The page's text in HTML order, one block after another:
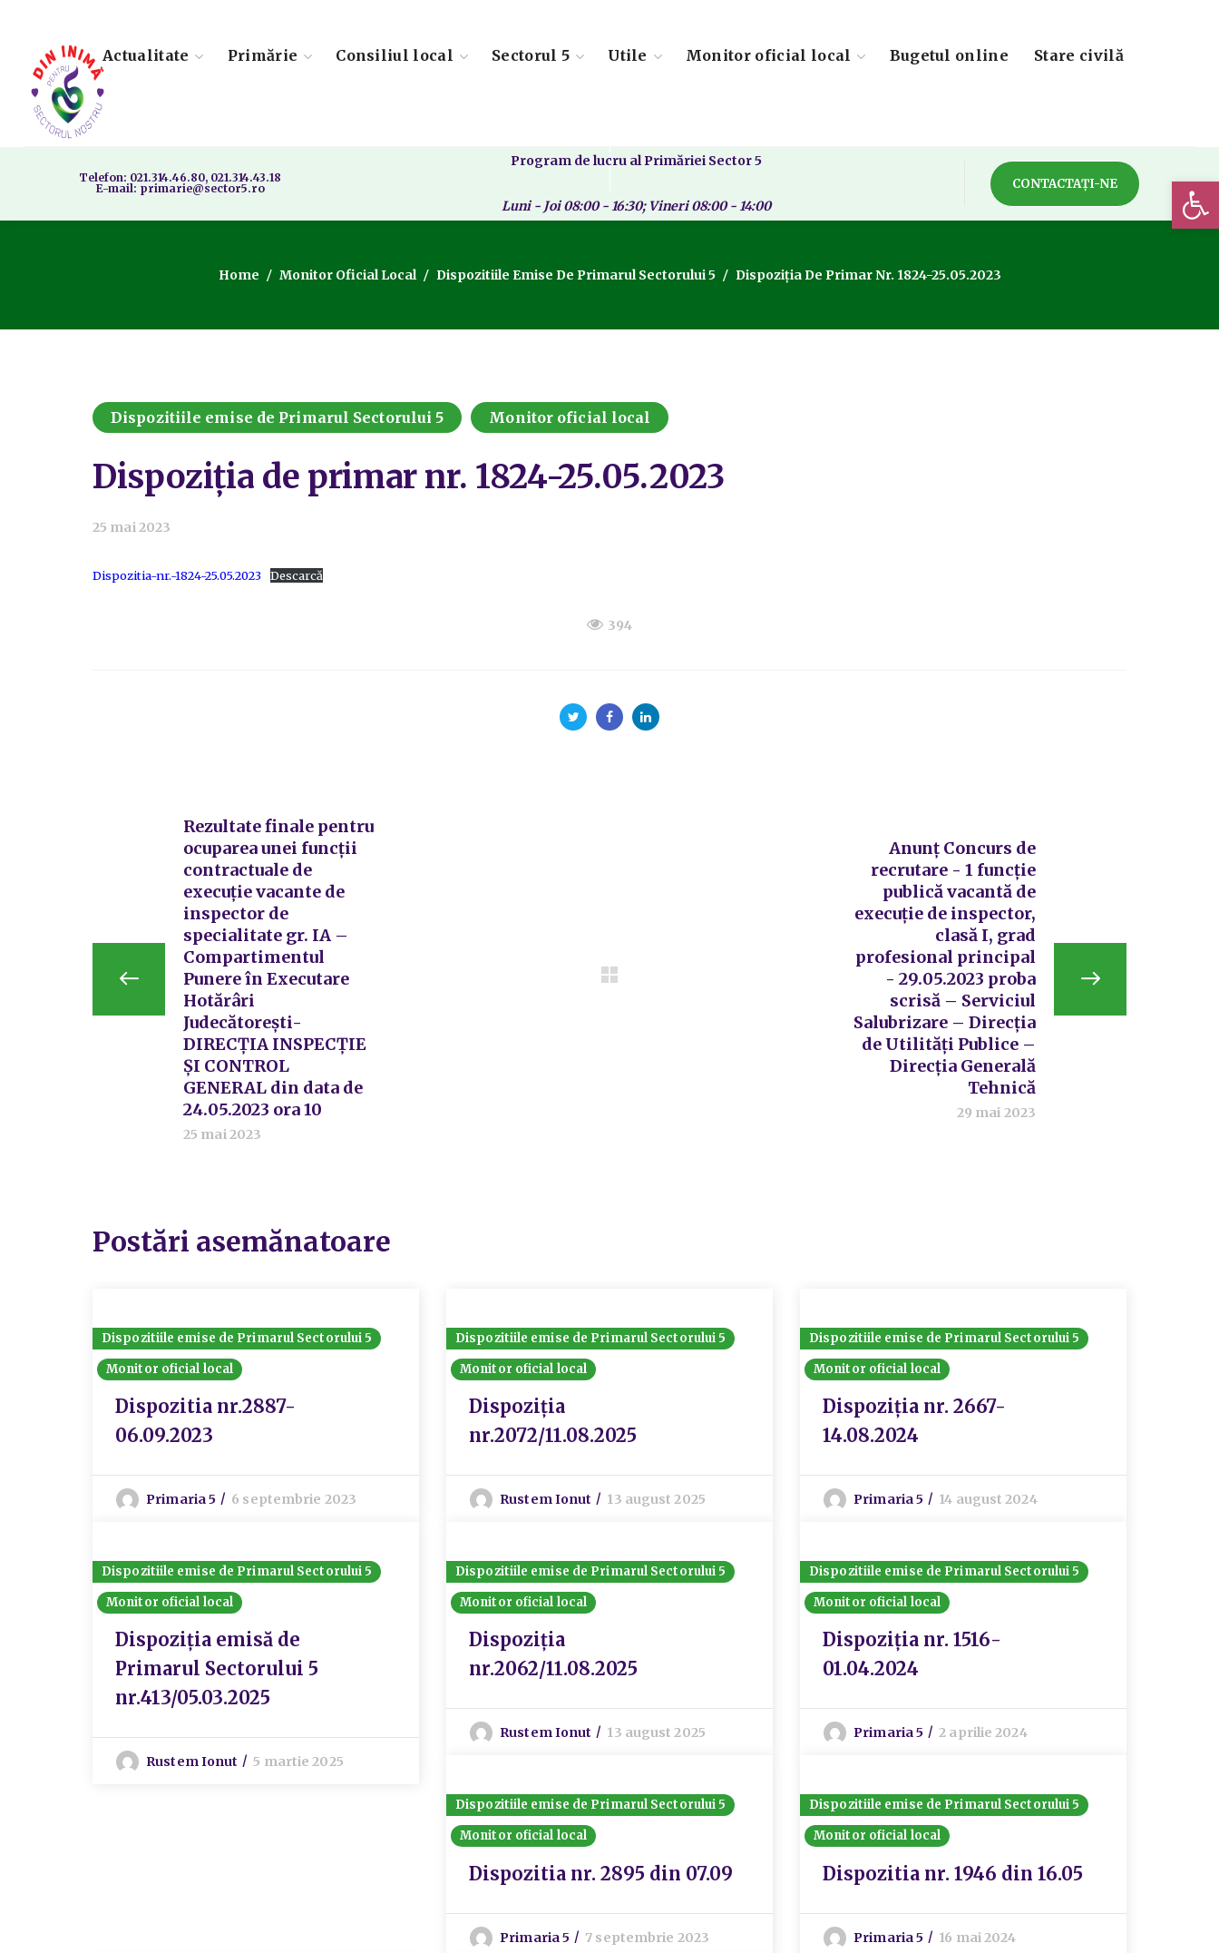
Actualitate Primărie Consiliul local Sectorul 5 Utile Monitor oficial local Bugetul online Stare civilă
Telefon: 021.314.46.80, 021.314.43.18
E-mail: primarie@sector5.ro
Program de lucru al Primăriei Sector 5
Luni - Joi 08:00 - 16:30; Vineri 08:00 - 14:00
CONTACTAȚI-NE
Home Monitor Oficial Local Dispozitiile Emise De Primarul Sectorului 5 Dispoziția De Primar Nr. 1824-25.05.2023
Dispozitiile emise de Primarul Sectorului 5 Monitor oficial local
Dispoziția de primar nr. 1824-25.05.2023
25 mai 2023
Dispozitia-nr.-1824-25.05.2023 Descarcă
394
Rezultate finale pentru
ocuparea unei funcții
contractuale de
execuție vacante de
inspector de
specialitate gr. IA –
Compartimentul
Punere în Executare
Hotărâri
Judecătorești-
DIRECȚIA INSPECȚIE
ȘI CONTROL
GENERAL din data de
24.05.2023 ora 10
25 mai 2023
Anunț Concurs de
recrutare - 1 funcție
publică vacantă de
execuție de inspector,
clasă I, grad
profesional principal
- 29.05.2023 proba
scrisă – Serviciul
Salubrizare – Direcția
de Utilități Publice –
Direcția Generală
Tehnică
29 mai 2023
Postări asemănatoare
Dispozitiile emise de Primarul Sectorului 5
Monitor oficial local
Dispozitia nr.2887-
06.09.2023
Primaria 5 6 septembrie 2023
Dispozitiile emise de Primarul Sectorului 5
Monitor oficial local
Dispoziția
nr.2072/11.08.2025
Rustem Ionut 13 august 2025
Dispozitiile emise de Primarul Sectorului 5
Monitor oficial local
Dispoziția nr. 2667-
14.08.2024
Primaria 5 14 august 2024
Dispozitiile emise de Primarul Sectorului 5
Monitor oficial local
Dispoziția emisă de
Primarul Sectorului 5
nr.413/05.03.2025
Rustem Ionut 5 martie 2025
Dispozitiile emise de Primarul Sectorului 5
Monitor oficial local
Dispoziția
nr.2062/11.08.2025
Rustem Ionut 13 august 2025
Dispozitiile emise de Primarul Sectorului 5
Monitor oficial local
Dispoziția nr. 1516-
01.04.2024
Primaria 5 2 aprilie 2024
Dispozitiile emise de Primarul Sectorului 5
Monitor oficial local
Dispozitia nr. 2895 din 07.09
Primaria 5 7 septembrie 2023
Dispozitiile emise de Primarul Sectorului 5
Monitor oficial local
Dispozitia nr. 1946 din 16.05
Primaria 5 16 mai 2024